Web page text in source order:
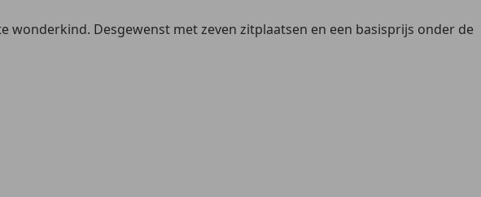
Desgewenst met zeven zitplaatsen en een basisprijs onder de